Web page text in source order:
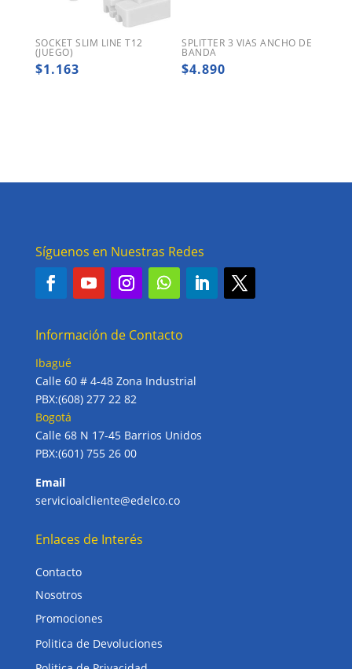
SOCKET SLIM LINE T12
(JUEGO)
$1.163
SPLITTER 3 VIAS ANCHO DE
BANDA
$4.890
Síguenos en Nuestras Redes
Información de Contacto
Ibagué
Calle 60 # 4-48 Zona Industrial
PBX:(608) 277 22 82
Bogotá
Calle 68 N 17-45 Barrios Unidos
PBX:(601) 755 26 00
Email
servicioalcliente@edelco.co
Enlaces de Interés
Contacto
Nosotros
Promociones
Politica de Devoluciones